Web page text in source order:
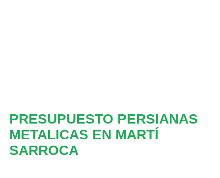
PRESUPUESTO PERSIANAS
METALICAS EN MARTÍ
SARROCA